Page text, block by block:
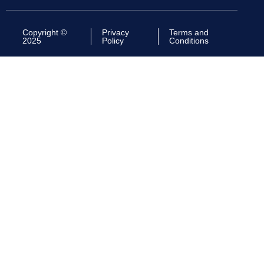
Copyright ©
2025
Privacy
Policy
Terms and
Conditions